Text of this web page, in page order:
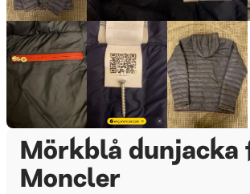
Mörkblå dunjacka
Moncler